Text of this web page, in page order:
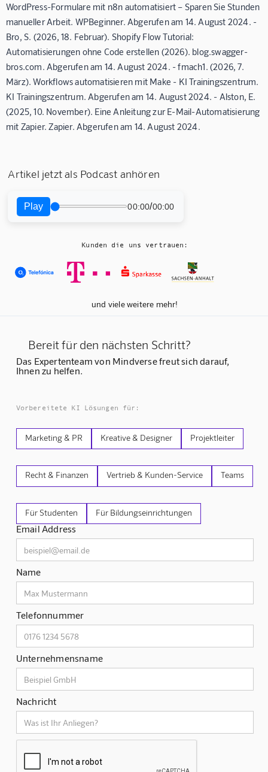
WordPress-Formulare mit n8n automatisiert – Sparen Sie Stunden
manueller Arbeit. WPBeginner. Abgerufen am 14. August 2024. -
Bro, S. (2026, 18. Februar). Shopify Flow Tutorial:
Automatisierungen ohne Code erstellen (2026). blog.swagger-
bros.com. Abgerufen am 14. August 2024. - fmach1. (2026, 7.
März). Workflows automatisieren mit Make - KI Trainingszentrum.
KI Trainingszentrum. Abgerufen am 14. August 2024. - Alston, E.
(2025, 10. November). Eine Anleitung zur E-Mail-Automatisierung
mit Zapier. Zapier. Abgerufen am 14. August 2024.
Artikel jetzt als Podcast anhören
Play 00:00/00:00
Kunden die uns vertrauen:
und viele weitere mehr!
Bereit für den nächsten Schritt?
Das Expertenteam von Mindverse freut sich darauf,
Ihnen zu helfen.
Vorbereitete KI Lösungen für:
Marketing & PR Kreative & Designer Projektleiter
Recht & Finanzen Vertrieb & Kunden-Service Teams
Für Studenten Für Bildungseinrichtungen
Email Address
Name
Telefonnummer
Unternehmensname
Nachricht